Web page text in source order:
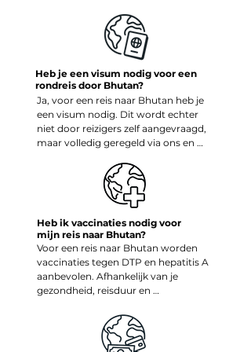
kloosterbezoeken en ritten over hoge
augustus kan er lokaal wat regen
dan is de natuur fris en groen. De
wintermaanden december tot februari
zijn koeler en rustiger, ideaal voor wie
houdt van stilte en schone berglucht.
Bhutan is in elk seizoen betoverend,
maar het voorjaar en najaar laten het
land op z’n allermooist zien.
Ja, voor een reis naar Bhutan heb je
een visum nodig. Dit wordt echter
niet door reizigers zelf aangevraagd,
maar volledig geregeld via ons en
bevestigd, verzorgen wij de
visumaanvraag bij de Bhutanese
overheid en ontvang je vooraf een
Bij aankomst op Paro International
Airport wordt het visum in je
paspoort gestempeld.
Let op: je paspoort moet na vertrek
uit Bhutan nog minimaal 6 maanden
Heb ik vaccinaties nodig voor
mijn reis naar Bhutan?
Voor een reis naar Bhutan worden
vaccinaties tegen DTP en hepatitis A
aanbevolen. Afhankelijk van je
gezondheid, reisduur en
kunnen ook buiktyfus, hepatitis B of
rabiës worden aangeraden, zeker bij
langere verblijven of buiten de
Heb je een visum nodig voor een
rondreis door Bhutan?